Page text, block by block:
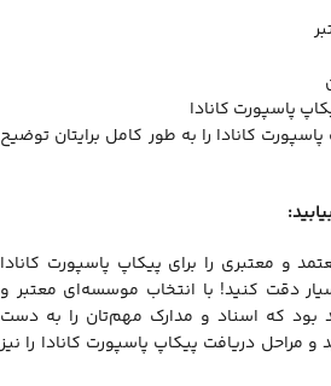
پاسپورت کانادا
کانادا را به طور کامل برایتان توضیح
و معتبری را برای پیکاپ پاسپورت کانادا
دقت کنید! با انتخاب موسسه‌ای معتبر و
بود که اسناد و مدارک مهم‌تان را به دست
مراحل دریافت پیکاپ پاسپورت کانادا را نیز